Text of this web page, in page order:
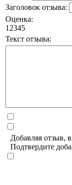
Заголовок отзыва:
Оценка:
1 2345
Текст отзыва:
Добавляя отзыв,
Подтвердите